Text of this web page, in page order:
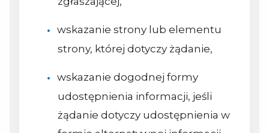
wskazanie strony lub elementu
strony, której dotyczy żądanie,
wskazanie dogodnej formy
udostępnienia informacji, jeśli
żądanie dotyczy udostępnienia w